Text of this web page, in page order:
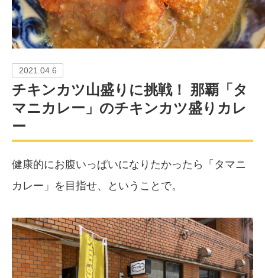
2021.04.6
チキンカツ山盛りに挑戦！ 那覇「タ
マニカレー」のチキンカツ盛りカレ
ー
健康的にお腹いっぱいになりたかったら「タマニ
カレー」を目指せ、ということで。